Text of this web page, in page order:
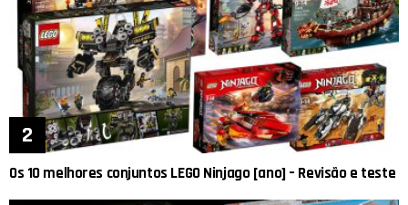
Os 10 melhores conjuntos LEGO Ninjago [ano] – Revisão e teste